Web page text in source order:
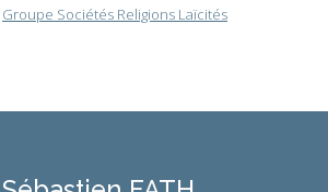
Groupe Sociétés Religions Laïcités